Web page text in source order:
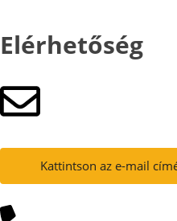
Elérhetőség
Kattintson az e-mail